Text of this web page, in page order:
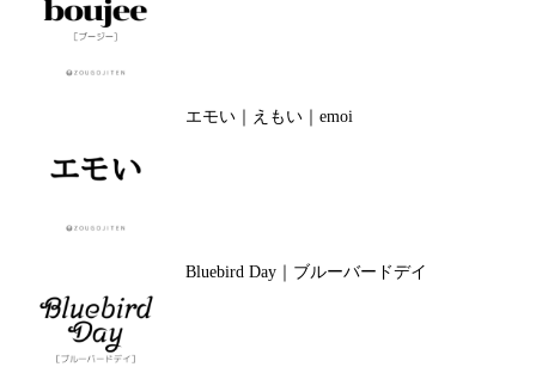
エモい｜えもい｜emoi
Bluebird Day｜ブルーバードデイ